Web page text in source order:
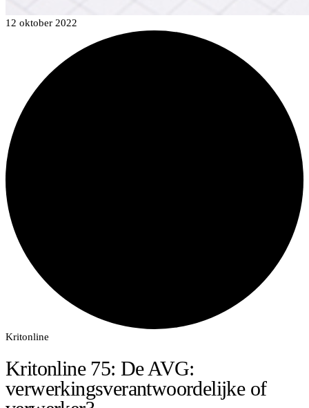
12 oktober 2022
Kritonline
Kritonline 75: De AVG:
verwerkingsverantwoordelijke of